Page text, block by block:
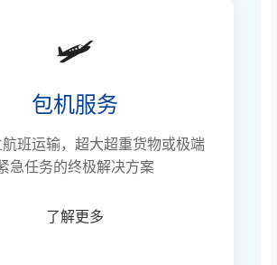
🛩️
包机服务
班运输，超大超重货物或极端
急任务的终极解决方案
了解更多